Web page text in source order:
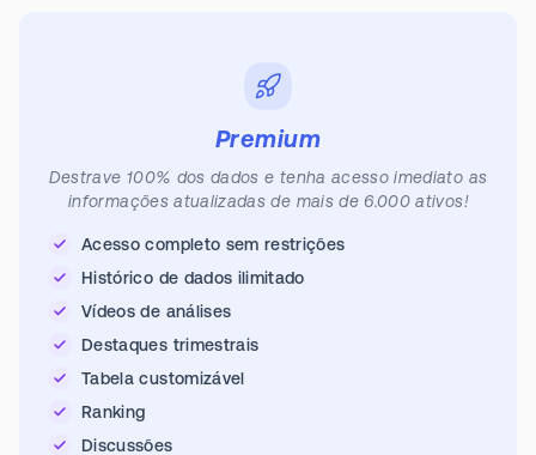
Premium
Destrave 100% dos dados e tenha acesso imediato as
informações atualizadas de mais de 6.000 ativos!
Acesso completo sem restrições
Histórico de dados ilimitado
Vídeos de análises
Destaques trimestrais
Tabela customizável
Ranking
Discussões